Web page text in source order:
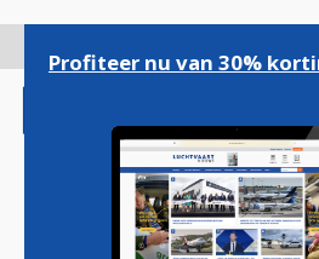
gaan
Profiteer nu van 30%